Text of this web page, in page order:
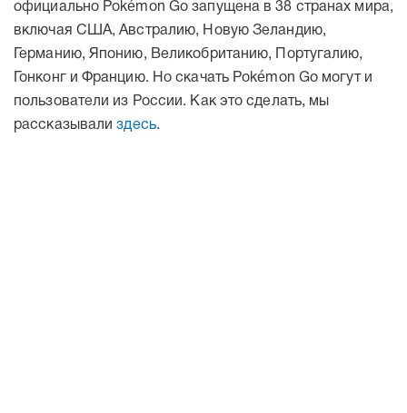
официально Pokémon Go запущена в 38 странах мира,
включая США, Австралию, Новую Зеландию,
Германию, Японию, Великобританию, Португалию,
Гонконг и Францию. Но скачать Pokémon Go могут и
пользователи из России. Как это сделать, мы
рассказывализдесь.